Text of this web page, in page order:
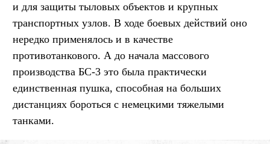
и для защиты тыловых объектов и крупных
транспортных узлов. В ходе боевых действий оно
нередко применялось и в качестве
противотанкового. А до начала массового
производства БС-3 это была практически
единственная пушка, способная на больших
дистанциях бороться с немецкими тяжелыми
танками.